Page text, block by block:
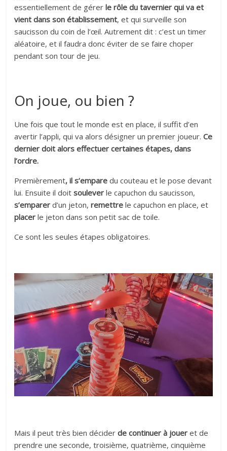
essentiellement de gérer le rôle du tavernier qui va et
vient dans son établissement, et qui surveille son
saucisson du coin de l’œil. Autrement dit : c’est un timer
aléatoire, et il faudra donc éviter de se faire choper
pendant son tour de jeu.
On joue, ou bien ?
Une fois que tout le monde est en place, il suffit d’en
avertir l’appli, qui va alors désigner un premier joueur.Ce
dernier doit alors effectuer certaines étapes, dans
l’ordre.
Premièrement, il s’emparedu couteau et le pose devant
lui. Ensuite il doitsoulever le capuchon du saucisson,
s’emparer d’un jeton,remettrele capuchon en place, et
placerle jeton dans son petit sac de toile.
Ce sont les seules étapes obligatoires.
Mais il peut très bien décider de continuer à joueret de
prendre une seconde, troisième, quatrième, cinquième